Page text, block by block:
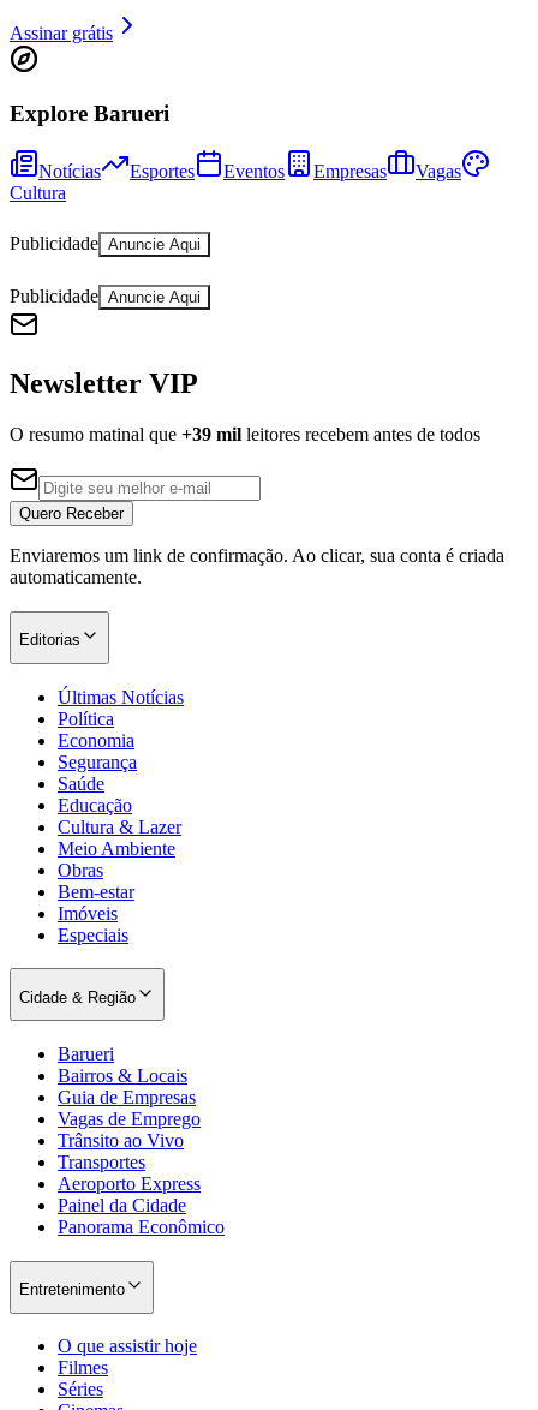
Quero Receber
Enviaremos um link de confirmação. Ao clicar, sua conta é criada
Editorias
Últimas Notícias
Política
Economia
Saúde
Educação
Obras
Especiais
Cidade & Região
Barueri
Bairros & Locais
Vagas de Emprego
Trânsito ao Vivo
Transportes
Aeroporto Express
Painel da Cidade
Panorama Econômico
Entretenimento
O que assistir hoje
Filmes
Séries
Cinemas
Famosos
Esportes
Utilidades
Previsão do Tempo
Loterias
Cotações & Câmbio
Horóscopo Diário
Barueri Agora
Flash ⚡
TV JB
Busca
Guia de Drones
Negócios